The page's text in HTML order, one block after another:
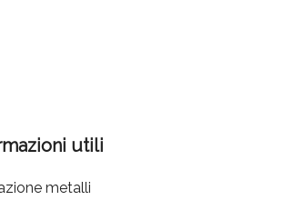
utili
metalli